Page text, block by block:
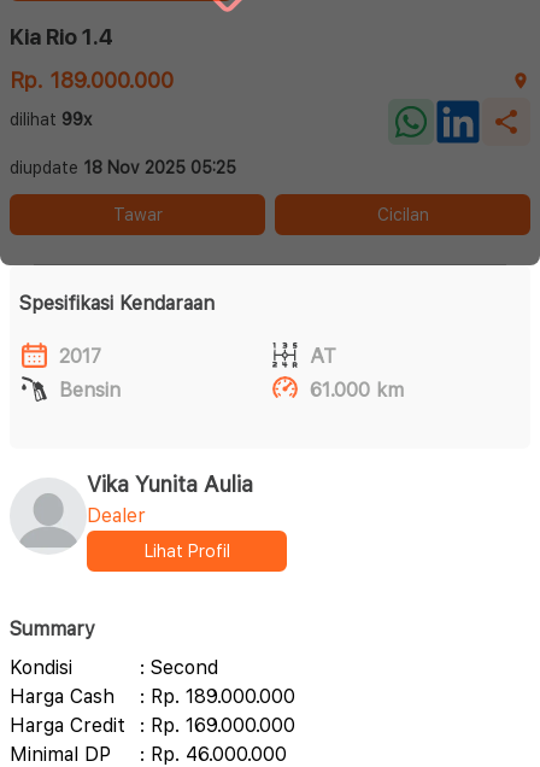
Kia Rio 1.4
Rp. 189.000.000
dilihat 99x
diupdate 18 Nov 2025 05:25
Tawar Cicilan
Spesifikasi Kendaraan
2017
AT
Bensin
61.000 km
Vika Yunita Aulia
Dealer
Lihat Profil
Summary
Kondisi
: Second
Harga Cash
: Rp. 189.000.000
Harga Credit
: Rp. 169.000.000
Minimal DP
: Rp. 46.000.000